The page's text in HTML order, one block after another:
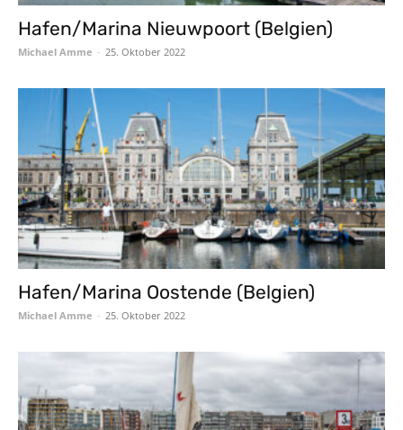
Hafen/Marina Nieuwpoort (Belgien)
Michael Amme - 25. Oktober 2022
Hafen/Marina Oostende (Belgien)
Michael Amme - 25. Oktober 2022